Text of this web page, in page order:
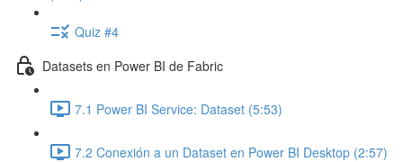
Quiz #4
Datasets en Power BI de Fabric
7.1 Power BI Service: Dataset (5:53)
7.2 Conexión a un Dataset en Power BI Desktop (2:57)